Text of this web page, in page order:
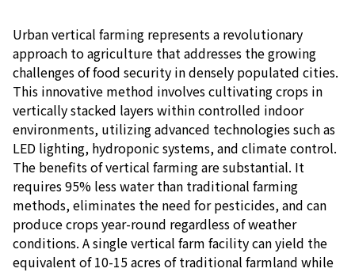
Urban vertical farming represents a revolutionary
approach to agriculture that addresses the growing
challenges of food security in densely populated cities.
This innovative method involves cultivating crops in
vertically stacked layers within controlled indoor
environments, utilizing advanced technologies such as
LED lighting, hydroponic systems, and climate control.
The benefits of vertical farming are substantial. It
requires 95% less water than traditional farming
methods, eliminates the need for pesticides, and can
produce crops year-round regardless of weather
conditions. A single vertical farm facility can yield the
equivalent of 10-15 acres of traditional farmland while